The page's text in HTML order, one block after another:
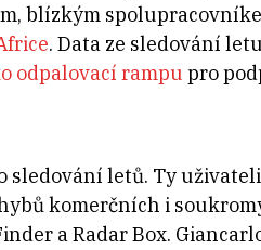
blízkým
. Data ze sledování
odpalovací rampu pro
sledování letů. Ty
komerčních i
a Radar Box.